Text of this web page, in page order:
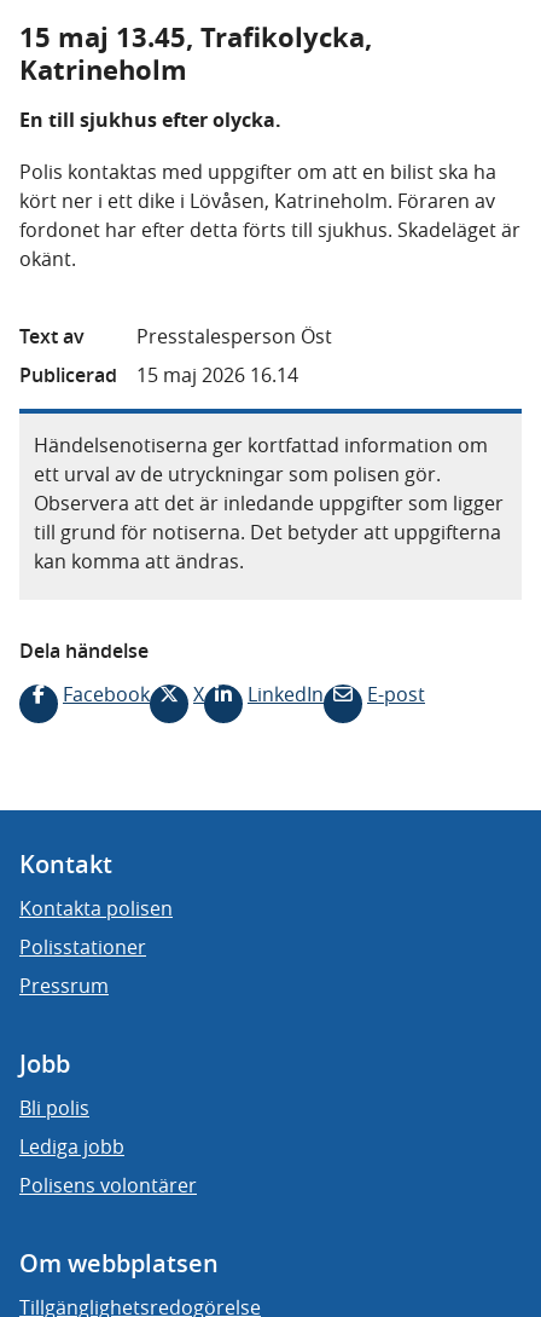
15 maj 13.45, Trafikolycka,
Katrineholm
En till sjukhus efter olycka.
Polis kontaktas med uppgifter om att en bilist ska ha
kört ner i ett dike i Lövåsen, Katrineholm. Föraren av
fordonet har efter detta förts till sjukhus. Skadeläget är
okänt.
Text av
Presstalesperson Öst
Publicerad
15 maj 2026 16.14
Händelsenotiserna ger kortfattad information om
ett urval av de utryckningar som polisen gör.
Observera att det är inledande uppgifter som ligger
till grund för notiserna. Det betyder att uppgifterna
kan komma att ändras.
Dela händelse
Facebook
X LinkedIn E-post
Kontakt
Kontakta polisen
Polisstationer
Pressrum
Jobb
Bli polis
Lediga jobb
Polisens volontärer
Om webbplatsen
Tillgänglighetsredogörelse